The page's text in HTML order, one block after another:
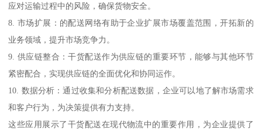
应对运输过程中的风险，确保货物安全。
8. 市场扩展：的配送网络有助于企业扩展市场覆盖范围，开拓新的
业务领域，提升市场竞争力。
9. 供应链整合：干货配送作为供应链的重要环节，能够与其他环节
紧密配合，实现供应链的全面优化和协同运作。
10. 数据分析：通过收集和分析配送数据，企业可以地了解市场需求
和客户行为，为决策提供有力支持。
这些应用展示了干货配送在现代物流中的重要作用，为企业提供了